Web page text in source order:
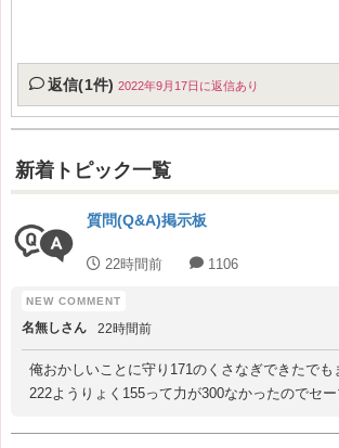
返信(1件) 2022年9月17日に返信あり
新着トピック一覧
質問(Q&A)掲示板
22時間前 1106
名無しさん 22時間前
俺おかしいことに守り171のくさなぎできたでも
222ようりょく155って力が300なかったのでセ